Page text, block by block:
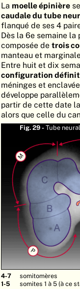
La moelle épinière
caudale du tube
flanqué de ses 4
Dès la 6e semaine
composée de trois
manteau et
Entre huit et dix
configuration
méninges et
développe
partir de cette date
alors que celle du
Fig. 29 -Tube
4-7
somitomères
1-5
somites 1 à 5 (à ce